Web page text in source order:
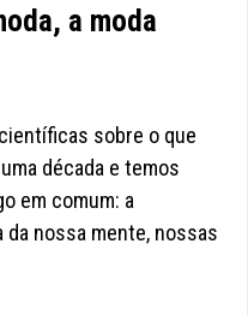
a moda
sobre o que
década e temos
em comum: a
nossa mente, nossas